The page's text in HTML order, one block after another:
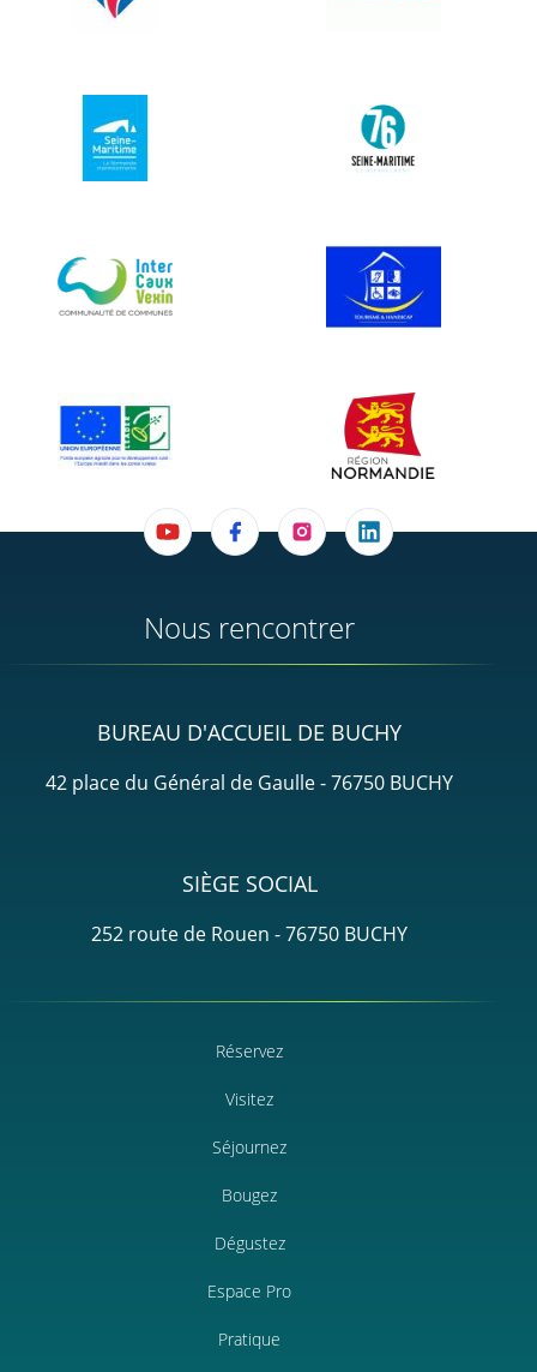
Nous rencontrer
BUREAU D'ACCUEIL DE BUCHY
42 place du Général de Gaulle - 76750 BUCHY
SIÈGE SOCIAL
252 route de Rouen - 76750 BUCHY
Réservez
Visitez
Séjournez
Bougez
Dégustez
Espace Pro
Pratique